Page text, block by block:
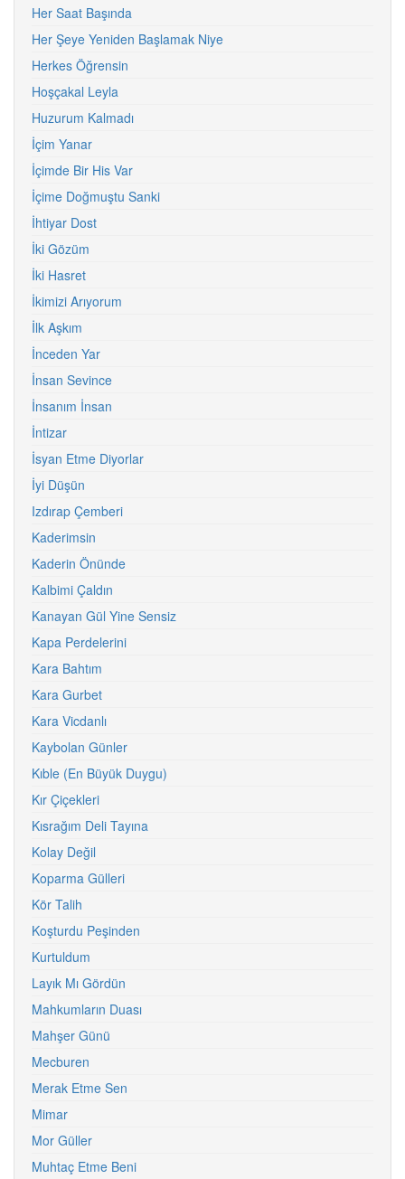
Her Saat Başında
Her Şeye Yeniden Başlamak Niye
Herkes Öğrensin
Hoşçakal Leyla
Huzurum Kalmadı
İçim Yanar
İçimde Bir His Var
İçime Doğmuştu Sanki
İhtiyar Dost
İki Gözüm
İki Hasret
İkimizi Arıyorum
İlk Aşkım
İnceden Yar
İnsan Sevince
İnsanım İnsan
İntizar
İsyan Etme Diyorlar
İyi Düşün
Izdırap Çemberi
Kaderimsin
Kaderin Önünde
Kalbimi Çaldın
Kanayan Gül Yine Sensiz
Kapa Perdelerini
Kara Bahtım
Kara Gurbet
Kara Vicdanlı
Kaybolan Günler
Kıble (En Büyük Duygu)
Kır Çiçekleri
Kısrağım Deli Tayına
Kolay Değil
Koparma Gülleri
Kör Talih
Koşturdu Peşinden
Kurtuldum
Layık Mı Gördün
Mahkumların Duası
Mahşer Günü
Mecburen
Merak Etme Sen
Mimar
Mor Güller
Muhtaç Etme Beni